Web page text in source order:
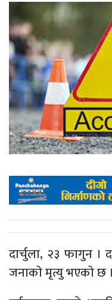
दार्चुला, २३ फागुन ।
जनाकाे मृत्यु भएकाे छ ।